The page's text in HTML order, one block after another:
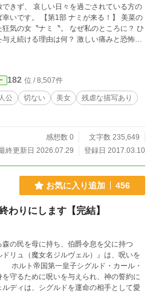
できず、 哀しい日々を過ごされている方の
ミが来る！】 美菜の
気の女〝ナミ〝。 なぜ私のところに？ ひ
与え続ける理由は何？ 激しい痛みと恐怖。
から来たのか。。 恐ろしくも哀しい心理
日本のダークサイドで暗躍するNaturalF
番外：美女のシリアル
数
た焼き印を、 右足の太股に押される事件
に増えていく犠牲者。狙われるのは美しい
誰が？ 何の目的でこんな事を？ やがて世間
182 位 / 8,507件
公 切ない 美女
残虐な描写あり
感想数 0
文字数 235,649
終更新日 2026.07.29
登録日 2017.03.10
お気に入り追加 456
わりにします【完結】
の民を母に持ち、伯爵令息を父に持つ
ドリュ（魔女名ジルヴェル）』は、呪いを
を守るために呪いを与えられ、神の誓約に
ディは、シグルドを運命の相手として愛